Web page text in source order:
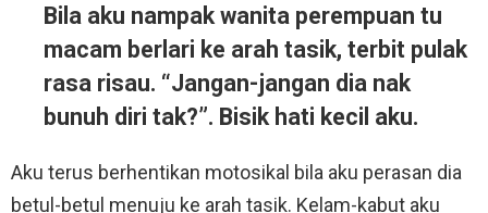
Bila aku nampak wanita perempuan tu
macam berlari ke arah tasik, terbit pulak
rasa risau. “Jangan-jangan dia nak
bunuh diri tak?”. Bisik hati kecil aku.
Aku terus berhentikan motosikal bila aku perasan dia
betul-betul menuju ke arah tasik. Kelam-kabut aku